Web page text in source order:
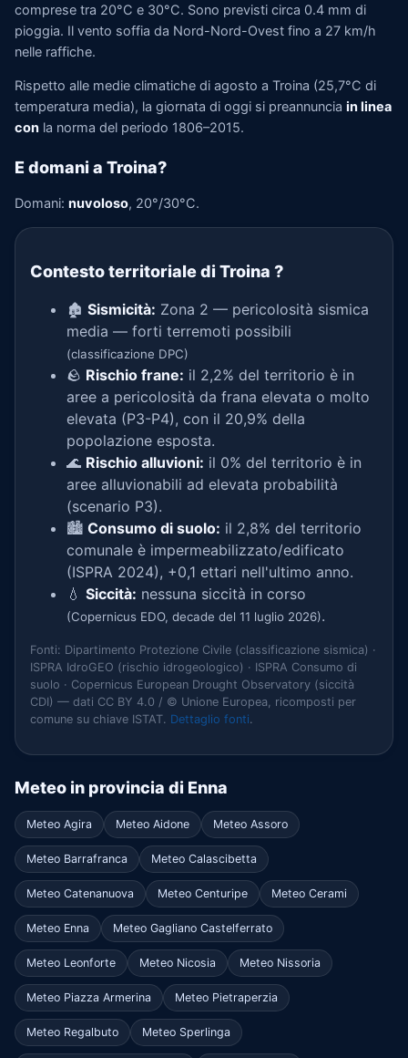
comprese tra 20°C e 30°C. Sono previsti circa 0.4 mm di
pioggia. Il vento soffia da Nord-Nord-Ovest fino a 27 km/h
nelle raffiche.
Rispetto alle medie climatiche di agosto a Troina (25,7°C di
temperatura media), la giornata di oggi si preannuncia in linea
con la norma del periodo 1806–2015.
E domani a Troina?
Domani: nuvoloso, 20°/30°C.
Contesto territoriale di Troina ?
🏚️ Sismicità: Zona 2 — pericolosità sismica
media — forti terremoti possibili
(classificazione DPC)
🪨 Rischio frane: il 2,2% del territorio è in
aree a pericolosità da frana elevata o molto
elevata (P3-P4), con il 20,9% della
popolazione esposta.
🌊 Rischio alluvioni: il 0% del territorio è in
aree alluvionabili ad elevata probabilità
(scenario P3).
🏙️ Consumo di suolo: il 2,8% del territorio
comunale è impermeabilizzato/edificato
(ISPRA 2024), +0,1 ettari nell'ultimo anno.
💧 Siccità: nessuna siccità in corso
(Copernicus EDO, decade del 11 luglio 2026).
Fonti: Dipartimento Protezione Civile (classificazione sismica) ·
ISPRA IdroGEO (rischio idrogeologico) · ISPRA Consumo di
suolo · Copernicus European Drought Observatory (siccità
CDI) — dati CC BY 4.0 / © Unione Europea, ricomposti per
comune su chiave ISTAT. Dettaglio fonti.
Meteo in provincia di Enna
Meteo Agira Meteo Aidone Meteo Assoro
Meteo Barrafranca Meteo Calascibetta
Meteo Catenanuova Meteo Centuripe Meteo Cerami
Meteo Enna Meteo Gagliano Castelferrato
Meteo Leonforte Meteo Nicosia Meteo Nissoria
Meteo Piazza Armerina Meteo Pietraperzia
Meteo Regalbuto Meteo Sperlinga